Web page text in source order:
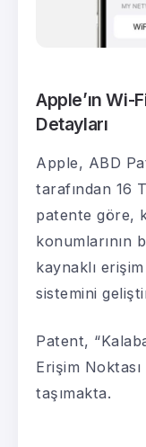
Apple’ın Wi-
Detayları
Apple, ABD
tarafından 16
patente göre,
konumlarının
kaynaklı
sistemini
Patent,
Erişim Noktası
taşımakta.